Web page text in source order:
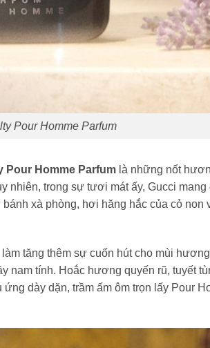
Pour Homme Parfum
Pour Homme Parfum là những nốt
nhiên, trong sự tươi mát ấy, Gucci mang
xà phòng, hơi hăng hắc của cỏ non
tăng thêm sự cuốn hút cho mùi
nam tính. Hoắc hương quyến rũ, tuyết
dày dặn, trầm ấm ôm trọn lấy Pour